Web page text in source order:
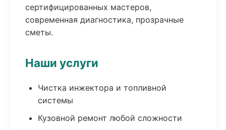
сертифицированных мастеров,
современная диагностика, прозрачные
сметы.
Наши услуги
Чистка инжектора и топливной
системы
Кузовной ремонт любой сложности